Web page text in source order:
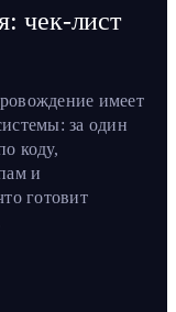
чек-лист
имеет
за один
коду,
и
готовит